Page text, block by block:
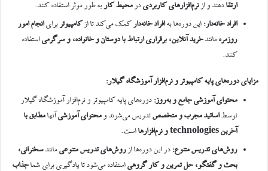
ارتقادهند و از نرم‌افزارهای کاربردیدر محیط کار به طور موثر استفاده کنند.
افراد خانه‌دار: این دوره‌ها بهافراد خانه‌دار کمک می‌کند تا ازکامپیوتر برایانجام امور
روزمرهمانندخرید آنلاین، برقراری ارتباط با دوستان و خانواده، و سرگرمیاستفاده
کنند.
مزایای دوره‌های پایه کامپیوتر و نرم‌افزار آموزشگاه گیلار:
محتوای آموزشی جامع و به‌روز: دوره‌های پایه کامپیوتر و نرم‌افزار آموزشگاه گیلار
توسطاساتید مجرب و متخصصتدریس می‌شوند و محتوای آموزشیآنهامطابق با
آخرینtechnologiesو نرم‌افزارهااست.
روش‌های تدریس متنوع: در این دوره‌ها از روش‌های تدریس متنوعیمانندسخنرانی،
بحث و گفتگو، حل تمرین و کار گروهیاستفاده می‌شود تا یادگیری برای شماجذاب